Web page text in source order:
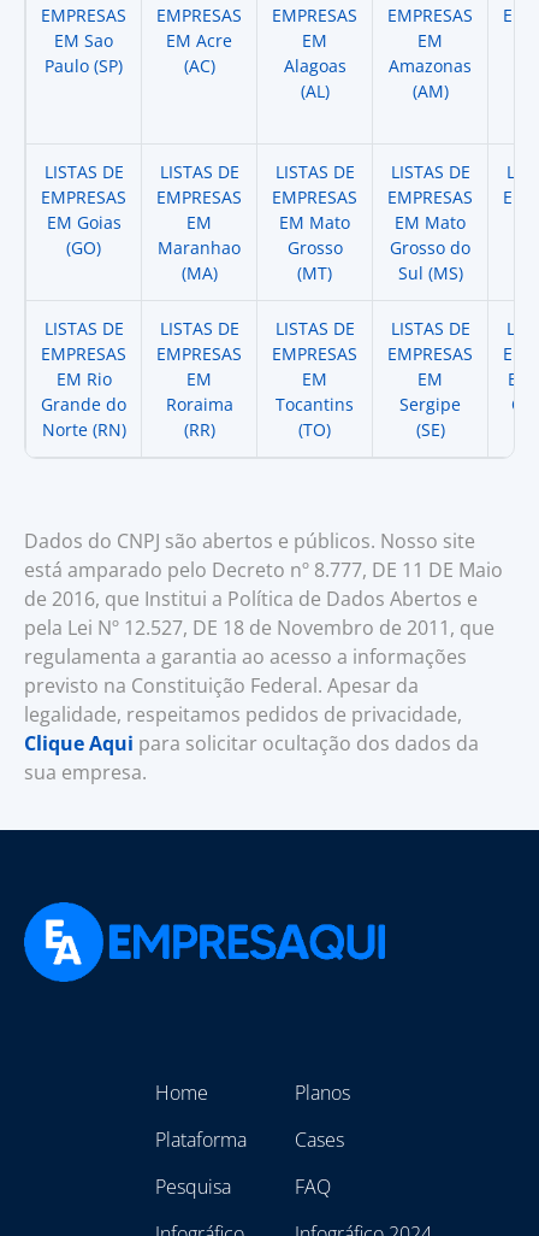
EMPRESAS
EM Sao
Paulo (SP)
EMPRESAS
EM Acre
(AC)
EMPRESAS
EM
Alagoas
(AL)
EMPRESAS
EM
Amazonas
(AM)
LISTAS DE
EMPRESAS
EM Goias
(GO)
LISTAS DE
EMPRESAS
EM
Maranhao
(MA)
LISTAS DE
EMPRESAS
EM Mato
Grosso
(MT)
LISTAS DE
EMPRESAS
EM Mato
Grosso do
Sul (MS)
LISTAS DE
EMPRESAS
EM Rio
Grande do
Norte (RN)
LISTAS DE
EMPRESAS
EM
Roraima
(RR)
LISTAS DE
EMPRESAS
EM
Tocantins
(TO)
LISTAS DE
EMPRESAS
EM
Sergipe
(SE)
EM
Dados do CNPJ são abertos e públicos. Nosso site
está amparado pelo Decreto nº 8.777, DE 11 DE Maio
de 2016, que Institui a Política de Dados Abertos e
pela Lei Nº 12.527, DE 18 de Novembro de 2011, que
regulamenta a garantia ao acesso a informações
previsto na Constituição Federal. Apesar da
legalidade, respeitamos pedidos de privacidade,
Clique Aqui para solicitar ocultação dos dados da
sua empresa.
Home
Plataforma
Pesquisa
Planos
Cases
FAQ